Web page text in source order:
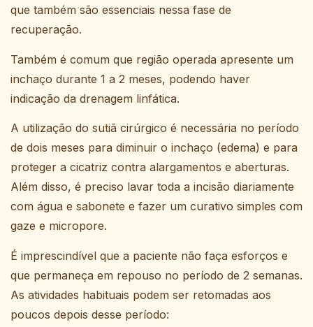
que também são essenciais nessa fase de
recuperação.
Também é comum que região operada apresente um
inchaço durante 1 a 2 meses, podendo haver
indicação da drenagem linfática.
A utilização do sutiã cirúrgico é necessária no período
de dois meses para diminuir o inchaço (edema) e para
proteger a cicatriz contra alargamentos e aberturas.
Além disso, é preciso lavar toda a incisão diariamente
com água e sabonete e fazer um curativo simples com
gaze e micropore.
É imprescindível que a paciente não faça esforços e
que permaneça em repouso no período de 2 semanas.
As atividades habituais podem ser retomadas aos
poucos depois desse período: